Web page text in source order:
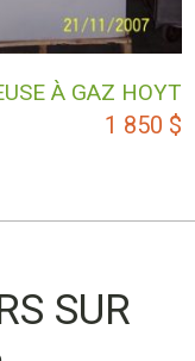
À GAZ HOYT
1 850 $
SUR